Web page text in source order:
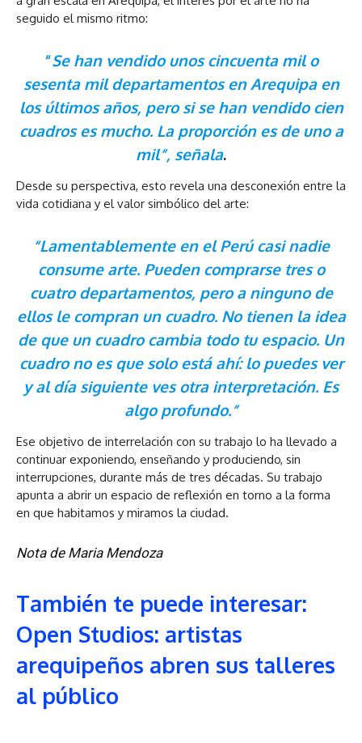
seguido el mismo ritmo:
“Se han vendido unos cincuenta mil o
sesenta mil departamentos en Arequipa en
los últimos años, pero si se han vendido cien
cuadros es mucho. La proporción es de uno a
mil”, señala.
Desde su perspectiva, esto revela una desconexión entre la
vida cotidiana y el valor simbólico del arte:
“Lamentablemente en el Perú casi nadie
consume arte. Pueden comprarse tres o
cuatro departamentos, pero a ninguno de
ellos le compran un cuadro. No tienen la idea
de que un cuadro cambia todo tu espacio. Un
cuadro no es que solo está ahí: lo puedes ver
y al día siguiente ves otra interpretación. Es
algo profundo.”
Ese objetivo de interrelación con su trabajo lo ha llevado a
continuar exponiendo, enseñando y produciendo, sin
interrupciones, durante más de tres décadas. Su trabajo
apunta a abrir un espacio de reflexión en torno a la forma
en que habitamos y miramos la ciudad.
Nota de Maria Mendoza
También te puede interesar:
Open Studios: artistas
arequipeños abren sus talleres
al público